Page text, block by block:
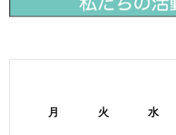
月 火 水